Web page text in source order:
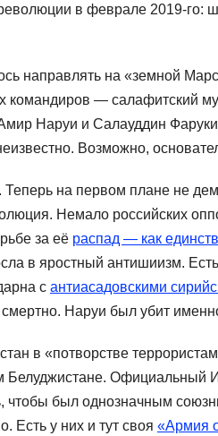
в феврале 2019-го:
направлять на «земной
командиров — салафитский
Наруи и Салауддин
Возможно,
Теперь на первом плане не
Немало российских
за её распад — как
в яростный антишиизм.
с антиасадовскими
Наруи был убит
в «потворстве
Белуджистане. Официальный
чтобы был однозначным
Есть у них и тут своя «Армия